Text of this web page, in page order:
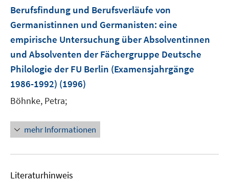
e
n
s
t
e
ö
n
e
n
e
n
s
t
e
r
n
Berufsfindung und Berufsverläufe von
Germanistinnen und Germanisten: eine
empirische Untersuchung über Absolventinnen
und Absolventen der Fächergruppe Deutsche
Philologie der FU Berlin (Examensjahrgänge
1986-1992) (1996)
Böhnke, Petra;
mehr Informationen
Literaturhinweis